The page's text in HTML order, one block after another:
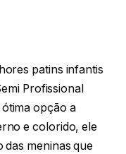
patins infantis
Profissional
opção a
e colorido, ele
das meninas que